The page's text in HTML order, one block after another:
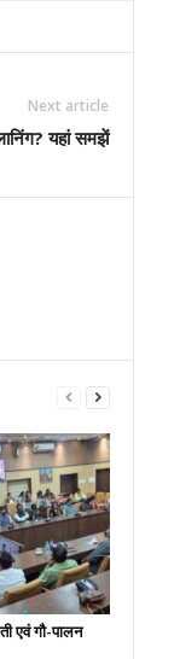
Next article
यहां समझें
एवं गौ-पालन